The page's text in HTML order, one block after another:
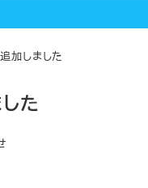
加しました
た